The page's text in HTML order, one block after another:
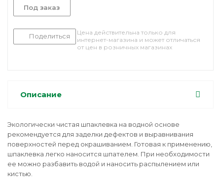
Под заказ
Поделиться
Цена действительна только для
интернет-магазина и может отличаться
от цен в розничных магазинах
Описание
Экологически чистая шпаклевка на водной основе
рекомендуется для заделки дефектов и выравнивания
поверхностей перед окрашиванием. Готовая к применению,
шпаклевка легко наносится шпателем. При необходимости
ее можно разбавить водой и наносить распылением или
кистью.